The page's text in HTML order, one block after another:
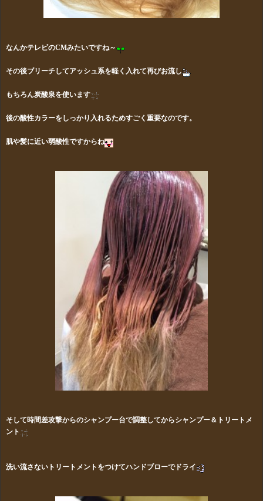
なんかテレビのCMみたいですね～
その後ブリーチしてアッシュ系を軽く入れて再びお流し
もちろん炭酸泉を使います
後の酸性カラーをしっかり入れるためすごく重要なのです。
肌や髪に近い弱酸性ですからね
そして時間差攻撃からのシャンプー台で調整してからシャンプー＆トリートメ
ント
洗い流さないトリートメントをつけてハンドブローでドライ